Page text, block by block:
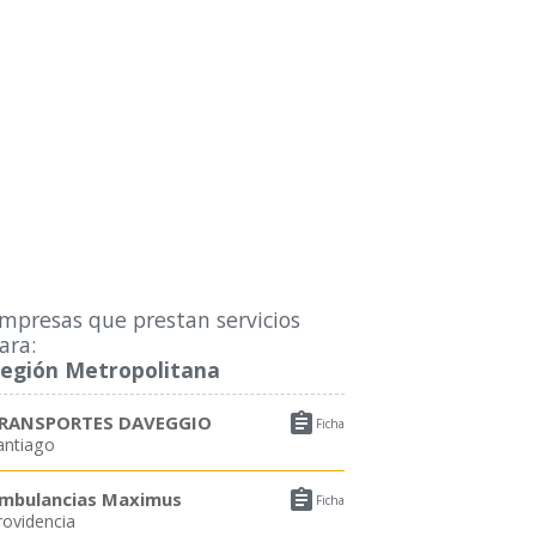
que prestan servicios
Metropolitana
 Ficha
DAVEGGIO
 Ficha
Maximus